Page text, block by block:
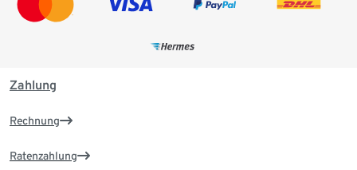
Zahlung
Rechnung
Ratenzahlung